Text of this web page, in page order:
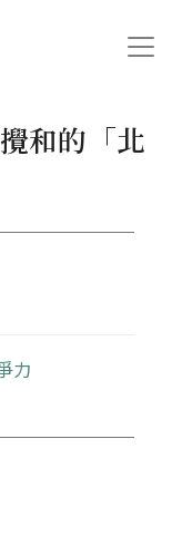
和的「北
安全研究》
力